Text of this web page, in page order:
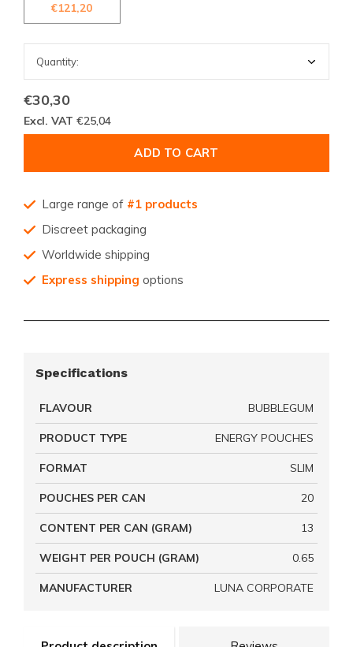
€121,20
€30,30
Excl. VAT €25,04
ADD TO CART
Large range of #1 products
Discreet packaging
Worldwide shipping
Express shipping options
Specifications
FLAVOUR BUBBLEGUM
PRODUCT TYPE ENERGY POUCHES
FORMAT SLIM
POUCHES PER CAN 20
CONTENT PER CAN (GRAM) 13
WEIGHT PER POUCH (GRAM) 0.65
MANUFACTURER LUNA CORPORATE